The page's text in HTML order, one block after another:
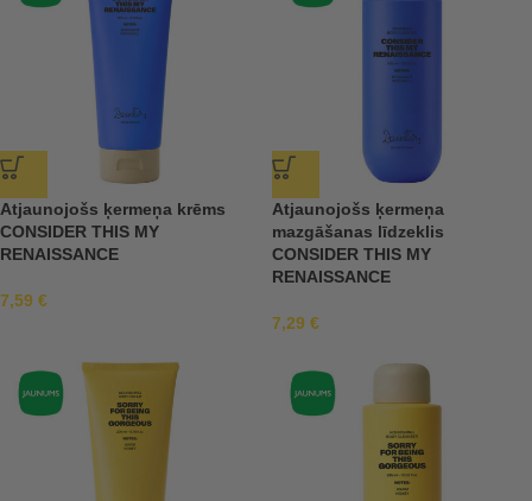
Atjaunojošs ķermeņa krēms
CONSIDER THIS MY
RENAISSANCE
7,59 €
Atjaunojošs ķermeņa
mazgāšanas līdzeklis
CONSIDER THIS MY
RENAISSANCE
7,29 €